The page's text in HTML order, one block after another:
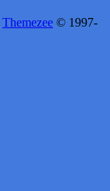
Themezee © 1997-